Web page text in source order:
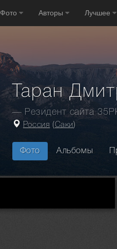
Фото Авторы Лучшее
Таран
— Резидент сайта
Россия (Саки)
Фото Альбомы